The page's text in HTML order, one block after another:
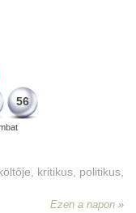
56
kritikus, politikus,
Ezen a napon